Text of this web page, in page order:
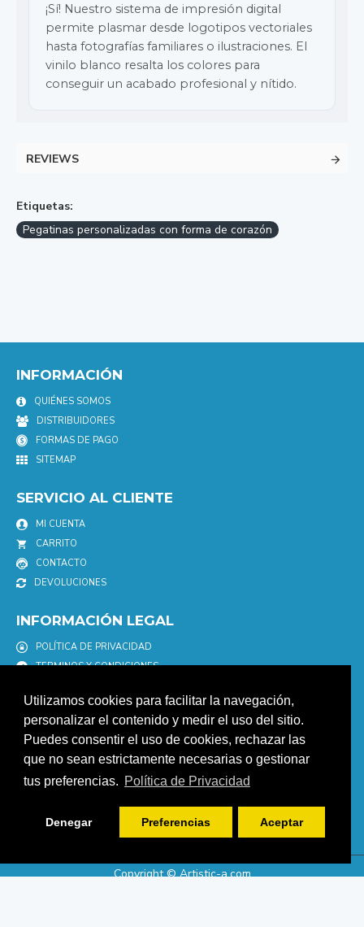
Utilizamos cookies para facilitar la navegación,
personalizar el contenido y medir el uso del sitio.
Puedes consentir el uso de cookies, rechazar las
que no sean estrictamente necesarias o gestionar
tus preferencias. Política de Privacidad
Denegar Preferencias Aceptar
¡Sí! Nuestro sistema de impresión digital
permite plasmar desde logotipos vectoriales
hasta fotografías familiares o ilustraciones. El
vinilo blanco resalta los colores para
conseguir un acabado profesional y nítido.
REVIEWS
Etiquetas:
Pegatinas personalizadas con forma de corazón
INFORMACIÓN
QUIÉNES SOMOS
DISTRIBUIDORES
FORMAS DE PAGO
SITEMAP
SERVICIO AL CLIENTE
MI CUENTA
CARRITO
CONTACTO
DEVOLUCIONES
INFORMACIÓN LEGAL
POLÍTICA DE PRIVACIDAD
TERMINOS Y CONDICIONES
AVISO LEGAL
NEWSLETTER
Únete a nuestro newletter para estar informad@ de nuestras
promociones y descuentos.
ENVIAR
Copyright © Artistic-a.com